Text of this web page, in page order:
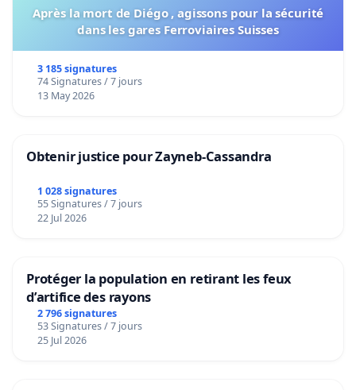
Après la mort de Diégo , agissons pour la sécurité
dans les gares Ferroviaires Suisses
3 185 signatures
74 Signatures / 7 jours
13 May 2026
Obtenir justice pour Zayneb-Cassandra
1 028 signatures
55 Signatures / 7 jours
22 Jul 2026
Protéger la population en retirant les feux
d’artifice des rayons
2 796 signatures
53 Signatures / 7 jours
25 Jul 2026